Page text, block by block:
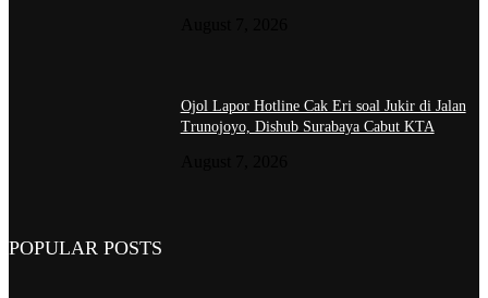
Ojol Lapor Hotline Cak Eri soal Jukir di Jalan
Trunojoyo, Dishub Surabaya Cabut KTA
POPULAR POSTS